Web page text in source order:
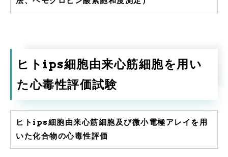
ヒトips細胞由来心筋細胞を用い
た心毒性評価試験
ヒトips細胞由来心筋細胞及び微小電極アレイを用
いた化合物の心毒性評価